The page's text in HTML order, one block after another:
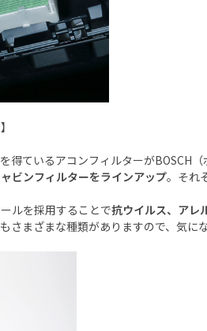
得ているアコンフィルターがBOSCH
ビンフィルターをラインアップ。それ
ルを採用することで抗ウイルス、アレ
さまざまな種類がありますので、気に